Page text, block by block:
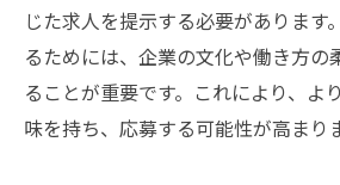
じた求人を提示する必要があります
るためには、企業の文化や働き方の
ることが重要です。これにより、よ
味を持ち、応募する可能性が高まり